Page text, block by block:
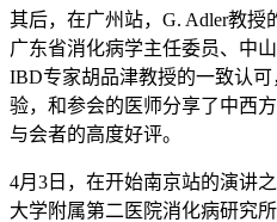
其后，在广州站，G. Adler教
广东省消化病学主任委员、中
IBD专家胡品津教授的一致认
验，和参会的医师分享了中西
与会者的高度好评。
4月3日，在开始南京站的演讲
大学附属第二医院消化病研究